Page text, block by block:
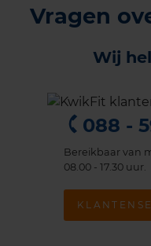
Vragen
Wij
088 -
Bereikbaar van
08.00 - 17.30 uur.